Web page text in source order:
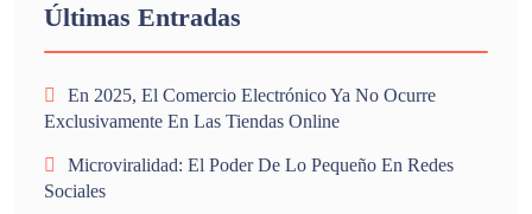
Últimas Entradas
En 2025, El Comercio Electrónico Ya No Ocurre
Exclusivamente En Las Tiendas Online
Microviralidad: El Poder De Lo Pequeño En Redes
Sociales